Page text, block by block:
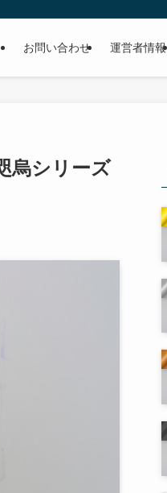
お問い合わせ 運営者情報
烏シリーズ